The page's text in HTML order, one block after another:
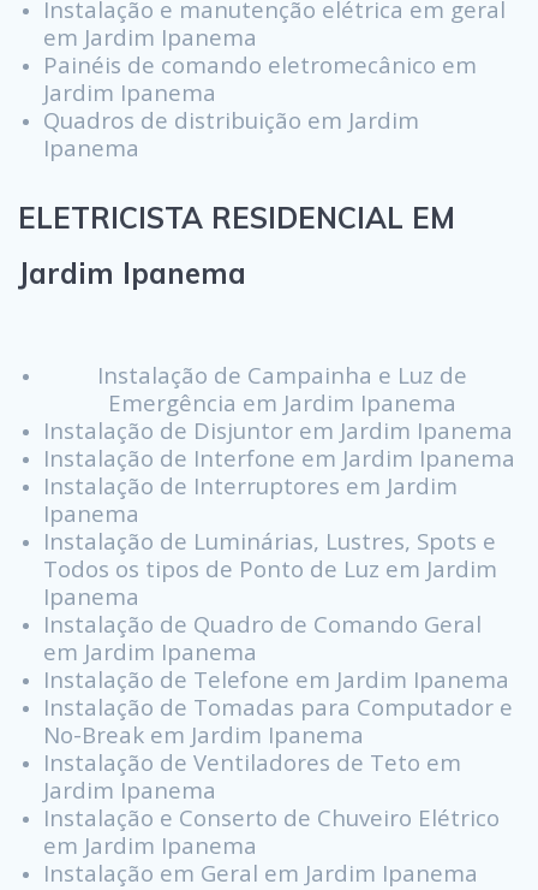
Instalação e manutenção elétrica em geral
em Jardim Ipanema
Painéis de comando eletromecânico em
Jardim Ipanema
Quadros de distribuição em Jardim
Ipanema
ELETRICISTA RESIDENCIAL EM
Jardim Ipanema
Instalação de Campainha e Luz de
Emergência em Jardim Ipanema
Instalação de Disjuntor em Jardim Ipanema
Instalação de Interfone em Jardim Ipanema
Instalação de Interruptores em Jardim
Ipanema
Instalação de Luminárias, Lustres, Spots e
Todos os tipos de Ponto de Luz em Jardim
Ipanema
Instalação de Quadro de Comando Geral
em Jardim Ipanema
Instalação de Telefone em Jardim Ipanema
Instalação de Tomadas para Computador e
No-Break em Jardim Ipanema
Instalação de Ventiladores de Teto em
Jardim Ipanema
Instalação e Conserto de Chuveiro Elétrico
em Jardim Ipanema
Instalação em Geral em Jardim Ipanema